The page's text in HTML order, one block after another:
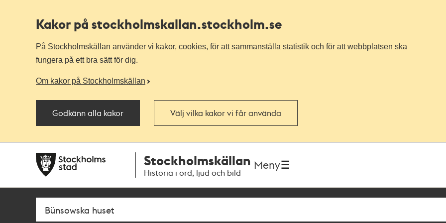
Kakor på stockholmskallan.stockholm.se
På Stockholmskällan använder vi kakor, cookies, för att sammanställa statistik och för att webbplatsen ska
fungera på ett bra sätt för dig.
Om kakor på Stockholmskällan
Godkänn alla kakor Välj vilka kakor vi får använda
navigationen
huvudinnehållet
Stockholmskällan
Historia i ord, ljud och bild
Meny
Sök